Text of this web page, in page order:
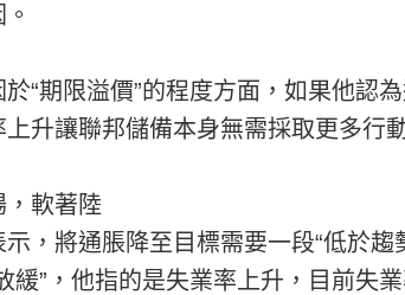
“期限溢價”的程度方面，如果他認
升讓聯邦儲備本身無需採取更多行
，軟著陸
，將通脹降至目標需要一段“低於
緩”，他指的是失業率上升，目前失